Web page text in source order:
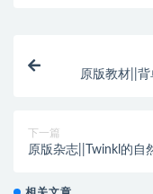
原版教材||
下一篇
原版杂志||Twinkl的自